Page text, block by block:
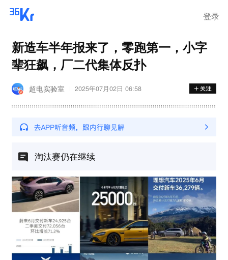
登录
新造车半年报来了，零跑第一，小字
辈狂飙，厂二代集体反扑
超电实验室 2025年07月02日 06:58
淘汰赛仍在继续